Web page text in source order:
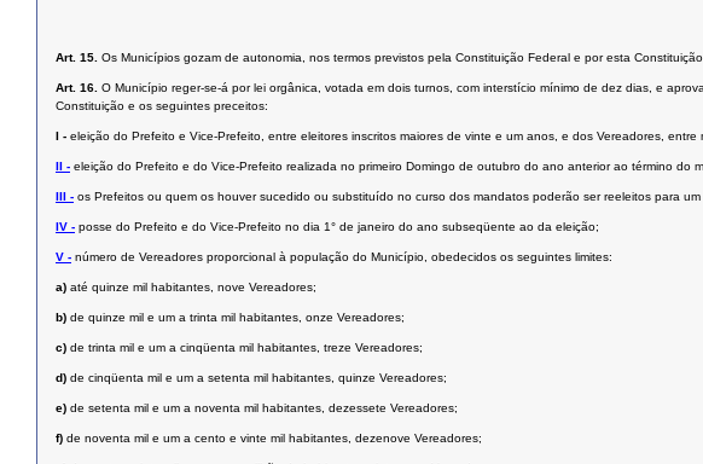
Art. 15. Os Municípios gozam de autonomia, nos termos previstos pela Constituição Federal e por esta Constituição.
Art. 16. O Município reger-se-á por lei orgânica, votada em dois turnos, com interstício mínimo de dez dias, e
Constituição e os seguintes preceitos:
I - eleição do Prefeito e Vice-Prefeito, entre eleitores inscritos maiores de vinte e um anos, e dos Vereadores,
II - eleição do Prefeito e do Vice-Prefeito realizada no primeiro Domingo de outubro do ano anterior ao término
III - os Prefeitos ou quem os houver sucedido ou substituído no curso dos mandatos poderão ser reeleitos para
IV - posse do Prefeito e do Vice-Prefeito no dia 1° de janeiro do ano subseqüente ao da eleição;
V - número de Vereadores proporcional à população do Município, obedecidos os seguintes limites:
a) até quinze mil habitantes, nove Vereadores;
b) de quinze mil e um a trinta mil habitantes, onze Vereadores;
c) de trinta mil e um a cinqüenta mil habitantes, treze Vereadores;
d) de cinqüenta mil e um a setenta mil habitantes, quinze Vereadores;
e) de setenta mil e um a noventa mil habitantes, dezessete Vereadores;
f) de noventa mil e um a cento e vinte mil habitantes, dezenove Vereadores;